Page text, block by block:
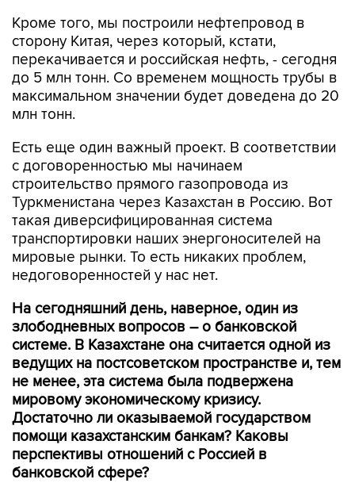
Кроме того, мы построили нефтепровод в
сторону Китая, через который, кстати,
перекачивается и российская нефть, - сегодня
до 5 млн тонн. Со временем мощность трубы в
максимальном значении будет доведена до 20
млн тонн.
Есть еще один важный проект. В соответствии
с договоренностью мы начинаем
строительство прямого газопровода из
Туркменистана через Казахстан в Россию. Вот
такая диверсифицированная система
транспортировки наших энергоносителей на
мировые рынки. То есть никаких проблем,
недоговоренностей у нас нет.
На сегодняшний день, наверное, один из
злободневных вопросов – о банковской
системе. В Казахстане она считается одной из
ведущих на постсоветском пространстве и, тем
не менее, эта система была подвержена
мировому экономическому кризису.
Достаточно ли оказываемой государством
помощи казахстанским банкам? Каковы
перспективы отношений с Россией в
банковской сфере?